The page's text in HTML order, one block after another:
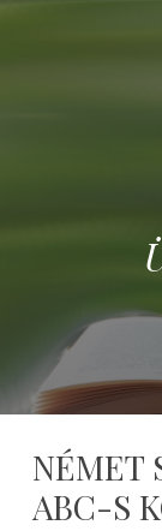
NÉMET
ABC-S